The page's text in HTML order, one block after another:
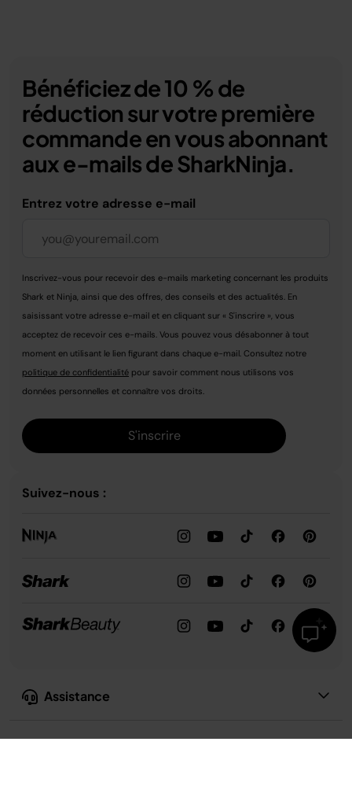
Assistance
Bénéficiez de 10 % de
réduction sur votre première
commande en vous abonnant
aux e-mails de SharkNinja.
Entrez votre adresse e-mail
Inscrivez-vous pour recevoir des e-mails marketing concernant les produits
Shark et Ninja, ainsi que des offres, des conseils et des actualités. En
saisissant votre adresse e-mail et en cliquant sur « S'inscrire », vous
acceptez de recevoir ces e-mails. Vous pouvez vous désabonner à tout
moment en utilisant le lien figurant dans chaque e-mail. Consultez notre
politique de confidentialité pour savoir comment nous utilisons vos
données personnelles et connaître vos droits.
S'inscrire
Suivez-nous :